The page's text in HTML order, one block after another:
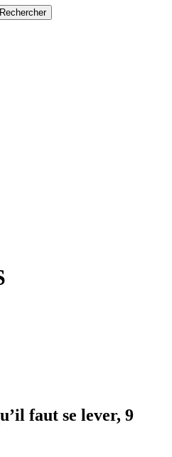
Rechercher
faut se lever, 9